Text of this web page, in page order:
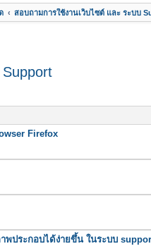
สอบถามการใช้งานเว็บไซต์ และ ระบบ
Firefox
ประกอบได้ง่ายขึ้น ในระบบ